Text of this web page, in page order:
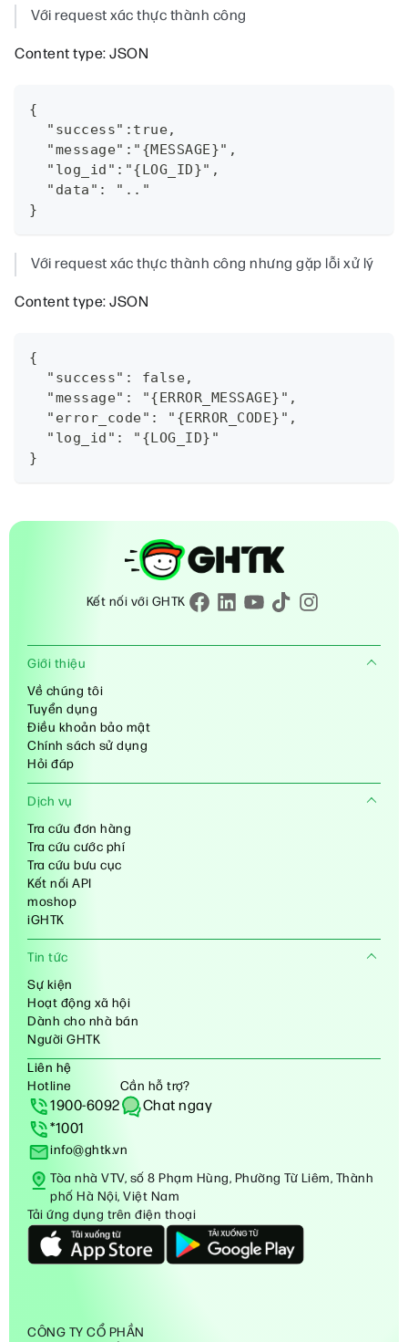
Với request xác thực thành công
Content type: JSON
{
  "success":true,
  "message":"{MESSAGE}",
  "log_id":"{LOG_ID}",
  "data": ".."
}
Với request xác thực thành công nhưng gặp lỗi xử lý
Content type: JSON
{
  "success": false,
  "message": "{ERROR_MESSAGE}",
  "error_code": "{ERROR_CODE}",
  "log_id": "{LOG_ID}"
}
Kết nối với GHTK
Giới thiệu
Về chúng tôi
Tuyển dụng
Điều khoản bảo mật
Chính sách sử dụng
Hỏi đáp
Dịch vụ
Tra cứu đơn hàng
Tra cứu cước phí
Tra cứu bưu cục
Kết nối API
moshop
iGHTK
Tin tức
Sự kiện
Hoạt động xã hội
Dành cho nhà bán
Người GHTK
Liên hệ
Hotline
1900-6092
*1001
Cần hỗ trợ?
Chat ngay
info@ghtk.vn
Tòa nhà VTV, số 8 Phạm Hùng, Phường Từ Liêm, Thành
phố Hà Nội, Việt Nam
Tải ứng dụng trên điện thoại
CÔNG TY CỔ PHẦN